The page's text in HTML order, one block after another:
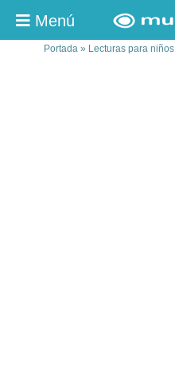
Menú
Portada » Lecturas para niños